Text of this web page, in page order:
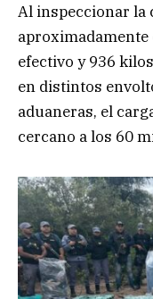
Al inspeccionar la
efectivo y 936
en distintos
aduaneras, el
cercano a los 60